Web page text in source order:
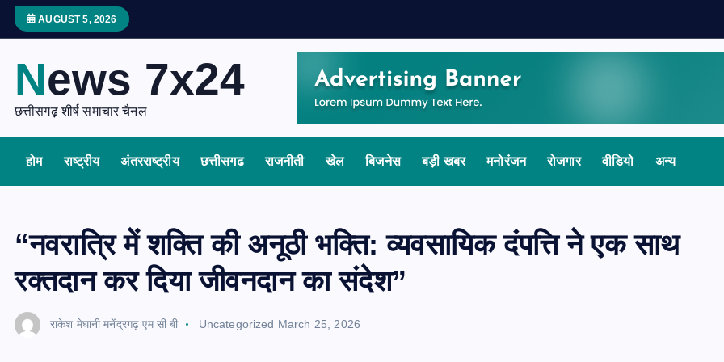
c
n
AUGUST 5, 2026
News 7x24
छत्तीसगढ़ शीर्ष समाचार चैनल
होम राष्ट्रीय अंतरराष्ट्रीय छत्तीसगढ राजनीती खेल बिजनेस बड़ी खबर मनोरंजन रोजगार वीडियो अन्य
“नवरात्रि में शक्ति की अनूठी भक्ति: व्यवसायिक दंपत्ति ने एक साथ
रक्तदान कर दिया जीवनदान का संदेश”
राकेश मेघानी मनेंद्रगढ़ एम सी बी Uncategorized March 25, 2026